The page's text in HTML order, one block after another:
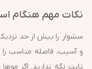
نکات مهم هنگام
سشوار را بیش از حد
و آسیب، فاصله مناسب
ثابت نگه ندارید. اگر